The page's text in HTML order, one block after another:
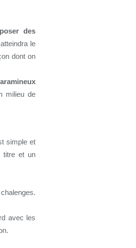
des
le
dont on
milieu de
simple et
titre et un
avec les